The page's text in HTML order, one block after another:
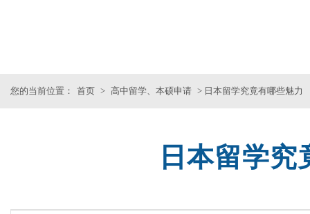
您的当前位置： 首页 > 高中留学、本硕申请 > 日本留学究竟有哪些魅力
日本留学究
托福培训